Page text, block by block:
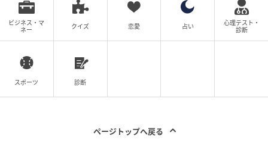
7位 紬（主なよみ：つむぎ）※同率
同じく7位は「紬」。年間ランキングでは2024年4位、
2025年11位。2月の月間名前ランキングでは13位でし
「紬」は、糸を紡いで織り上げる日本の伝統的な織物
ビジネス・マ
ネー
クイズ 恋愛 占い
心理テスト・
診断
スポーツ 診断
ページトップへ戻る